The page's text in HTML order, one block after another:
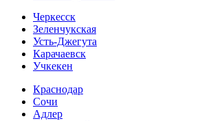
Черкесск
Зеленчукская
Усть-Джегута
Карачаевск
Учкекен
Краснодар
Сочи
Адлер